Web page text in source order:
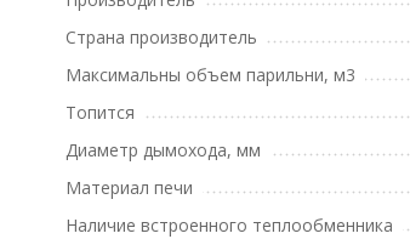
Страна производитель
Максимальны объем парильни, м3
Топится
Диаметр дымохода, мм
Материал печи
Наличие встроенного теплообменника